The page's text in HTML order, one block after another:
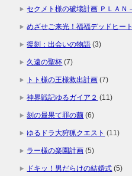
セクメト様の破壊計画 ＰＬＡＮ
めざせご来光！福福デッドヒート
復刻：出会いの物語 (3)
久遠の聖杯 (7)
トト様の王様救出計画 (7)
神界戦記ゆるガイア２ (11)
刻の最果て罪の繭 (6)
ゆるドラ大狩猟クエスト (11)
ラー様の楽園計画 (5)
ドキッ！男だらけの結婚式 (5)